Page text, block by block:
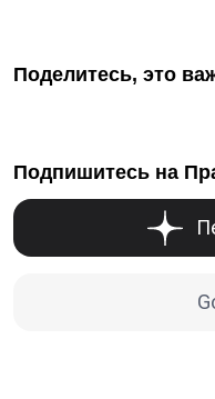
Поделитесь, это
Подпишитесь на